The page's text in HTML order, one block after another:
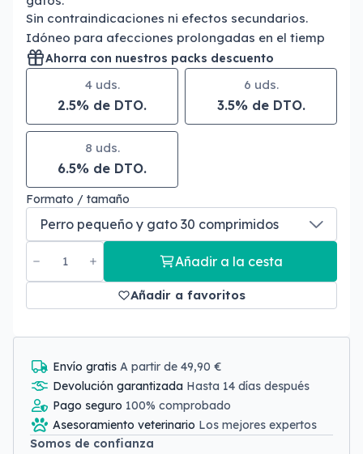
Sin contraindicaciones ni efectos secundarios.
Idóneo para afecciones prolongadas en el tiemp
Ahorra con nuestros packs descuento
4 uds.
2.5% de DTO.
6 uds.
3.5% de DTO.
8 uds.
6.5% de DTO.
Formato / tamaño
Añadir a la cesta
Añadir a favoritos
Envío gratis A partir de 49,90 €
Devolución garantizada Hasta 14 días después
Pago seguro 100% comprobado
Asesoramiento veterinario Los mejores expertos
Somos de confianza